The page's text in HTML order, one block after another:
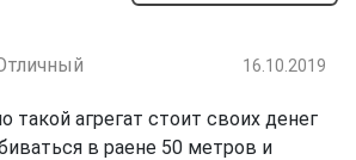
16.10.2019
такой агрегат стоит своих денег
в раене 50 метров и